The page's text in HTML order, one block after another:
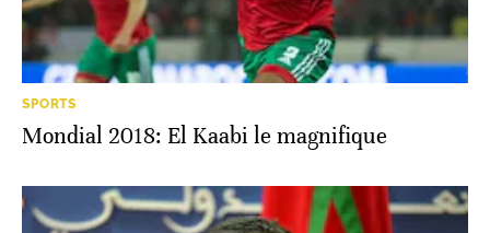
SPORTS
Mondial 2018: El Kaabi le magnifique